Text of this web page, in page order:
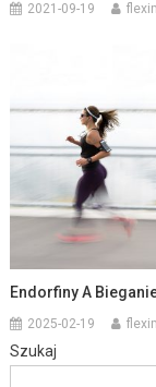
2021-09-19
Endorfiny A
2025-02-19
Szukaj